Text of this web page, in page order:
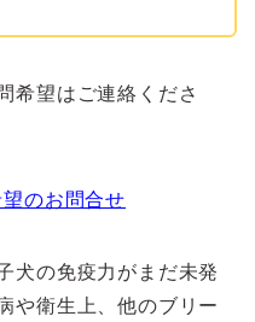
希望はご連絡くださ
のお問合せ
犬の免疫力がまだ未発
や衛生上、他のブリー